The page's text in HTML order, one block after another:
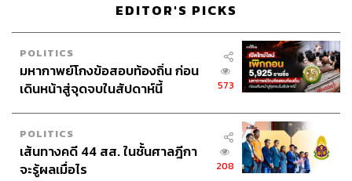
Chatbot Microsoft Bing
Edge
EDITOR'S PICKS
POLITICS
มหากาพย์โกงข้อสอบท้องถิ่น ก่อน
เดินหน้าสู่จุดจบในสัปดาห์นี้
573
POLITICS
เส้นทางคดี 44 สส. ในชั้นศาลฎีกา
จะรู้ผลเมื่อไร
208